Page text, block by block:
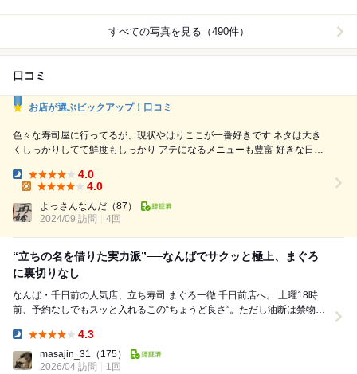
すべての写真を見る（490件）
口コミ
お店が選ぶピックアップ！口コミ
色々な寿司屋に行ってるが、現状やはりここが一番好きです ネタは大き
くしっかりしてて鮮度もしっかり アテになるメニューも豊富 好きな日本
りにくいくらいかな？笑 今年の寿司納め！ まぐろももちろんながら、こ
このお気に入りは鯛芽ねぎ 芽ねぎと鯛の組み合わせがあっさり美味しい
あとはまぐろのヅケ これが一番好き...
Dinner:
4.0
4.0
よっさんなんだ （87）
2024/09 訪問
4回
“立ちの名を借りた実力派”──なんばでサクッと極上、まぐろ
に裏切りなし
なんば・千日前の人気店、立ち寿司 まぐろ一徹 千日前店へ。 土曜18時
前、予約なしでもスッと入れるこの“ちょうど良さ”。ただし油断は禁物、
4.3
masajin_31 （175）
2026/04 訪問
1回